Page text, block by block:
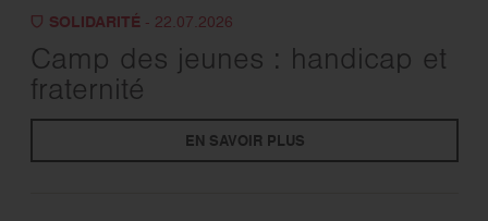
SOLIDARITÉ- 22.07.2026
Camp des jeunes : handicap et
fraternité
EN SAVOIR PLUS